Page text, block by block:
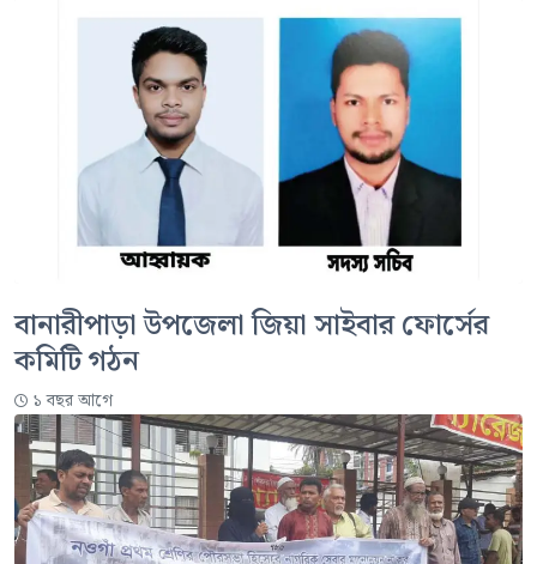
বানারীপাড়া উপজেলা জিয়া সাইবার ফোর্সের
কমিটি গঠন
১ বছর আগে